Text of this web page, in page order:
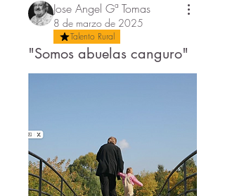
Jose Angel Gª Tomas
8 de marzo de 2025
Talento Rural
"Somos abuelas canguro"